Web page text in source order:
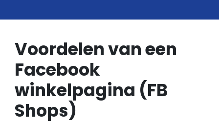
Kopje koffie?
Voordelen van een
Facebook
winkelpagina (FB
Shops)